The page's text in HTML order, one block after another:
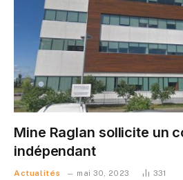
Mine Raglan sollicite un
indépendant
Actualités mai 30, 2023 331